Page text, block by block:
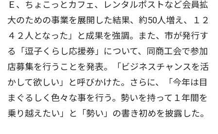
Ｅ、ちょこっとカフェ、レンタルポストなど会員拡
大のための事業を展開した結果、約50人増え、１２
４２人となった」と成果を強調。また、市が発行す
る「逗子くらし応援券」について、同商工会で参加
店募集を行うことを発表。「ビジネスチャンスを活
かして欲しい」と呼びかけた。さらに、「今年は目
まぐるしく色々な事を行う。勢いを持って１年間を
乗り越えたい」と「勢い」の書き初めを披露した。